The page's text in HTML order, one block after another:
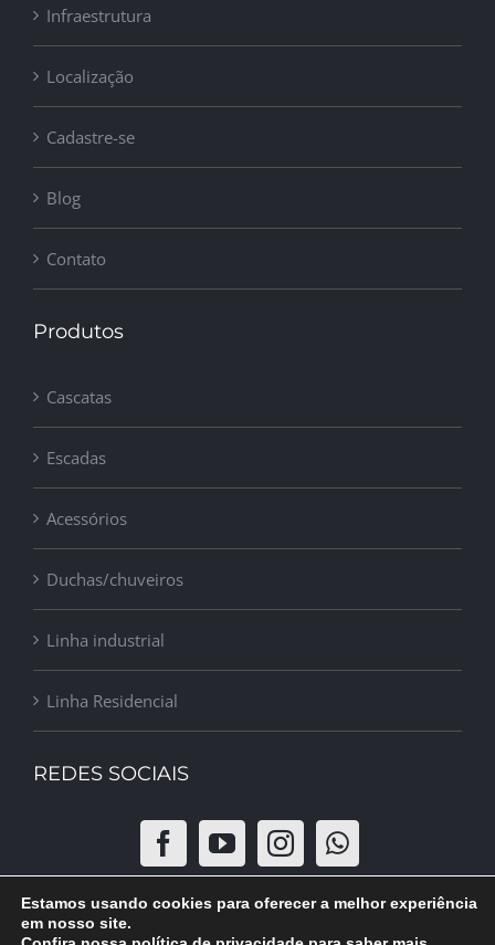
Infraestrutura
Localização
Cadastre-se
Blog
Contato
Produtos
Cascatas
Escadas
Acessórios
Duchas/chuveiros
Linha industrial
Linha Residencial
REDES SOCIAIS
Estamos usando cookies para oferecer a melhor experiência
em nosso site.